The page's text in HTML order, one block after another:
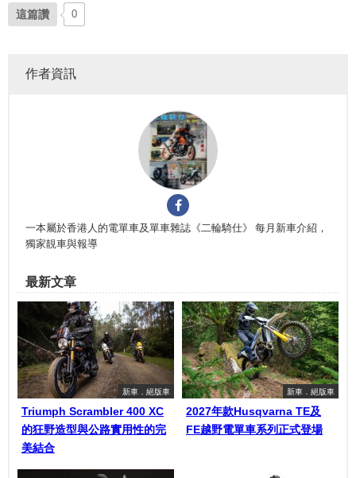
這篇讚 0
作者資訊
一本屬於香港人的電單車及單車雜誌《二輪騎仕》 每月新車介紹，
獨家靚車與報導
最新文章
新車．絕版車
Triumph Scrambler 400 XC
的狂野造型與公路實用性的完
美結合
新車．絕版車
2027年款Husqvarna TE及
FE越野電單車系列正式登場